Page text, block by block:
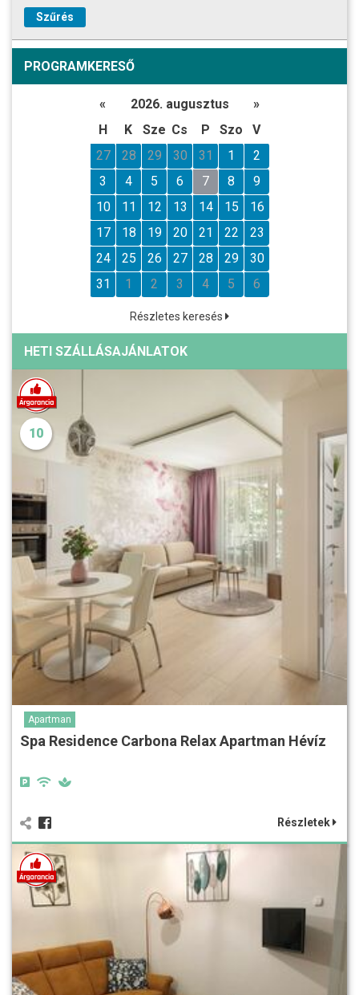
Szűrés
PROGRAMKERESŐ
« 2026. augusztus
»
H
K Sze Cs P Szo
V
27
28 29 30 31 1
2
3
4 5 6 7 8
9
10
11 12 13 14 15
16
17
18 19 20 21 22
23
24
25 26 27 28 29
30
31
1 2 3 4 5 6
Részletes keresés
HETI SZÁLLÁSAJÁNLATOK
10
Apartman
Spa Residence Carbona Relax Apartman Hévíz
Részletek